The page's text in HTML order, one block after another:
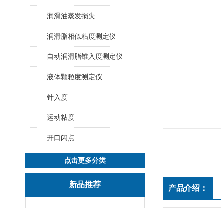
润滑油蒸发损失
润滑脂相似粘度测定仪
自动润滑脂锥入度测定仪
液体颗粒度测定仪
针入度
运动粘度
开口闪点
点击更多分类
新品推荐 产品介绍：